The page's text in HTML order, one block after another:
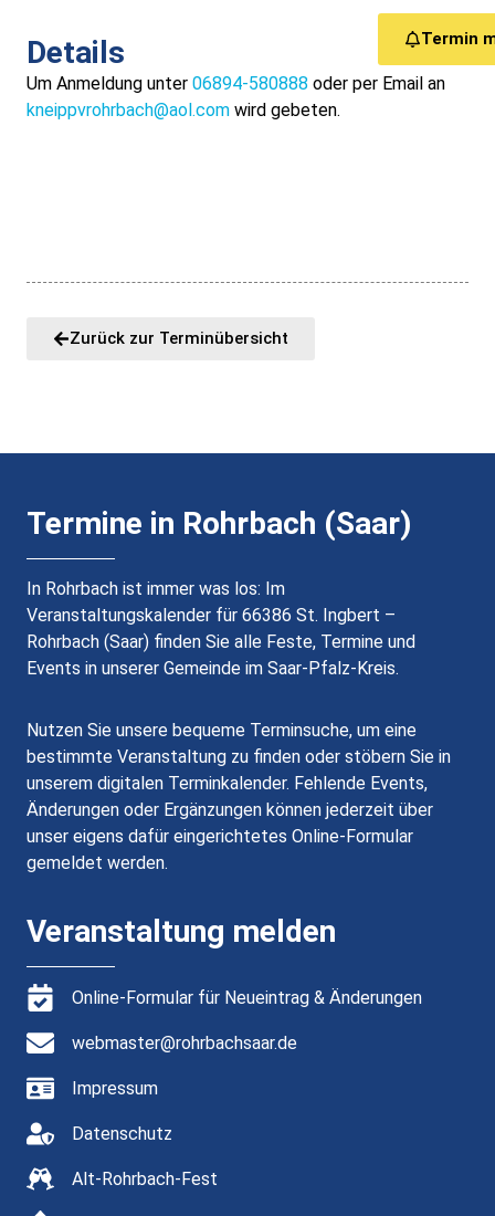
Gästebuch
Impressum
Details
Um Anmeldung unter 06894-580888 oder per Email an
kneippvrohrbach@aol.com wird gebeten.
Zurück zur Terminübersicht
Termin
Termine in Rohrbach (Saar)
In Rohrbach ist immer was los: Im
Veranstaltungskalender für 66386 St. Ingbert –
Rohrbach (Saar) finden Sie alle Feste, Termine und
Events in unserer Gemeinde im Saar-Pfalz-Kreis.
Nutzen Sie unsere bequeme Terminsuche, um eine
bestimmte Veranstaltung zu finden oder stöbern Sie in
unserem digitalen Terminkalender. Fehlende Events,
Änderungen oder Ergänzungen können jederzeit über
unser eigens dafür eingerichtetes Online-Formular
gemeldet werden.
Veranstaltung melden
Online-Formular für Neueintrag & Änderungen
webmaster@rohrbachsaar.de
Impressum
Datenschutz
Alt-Rohrbach-Fest